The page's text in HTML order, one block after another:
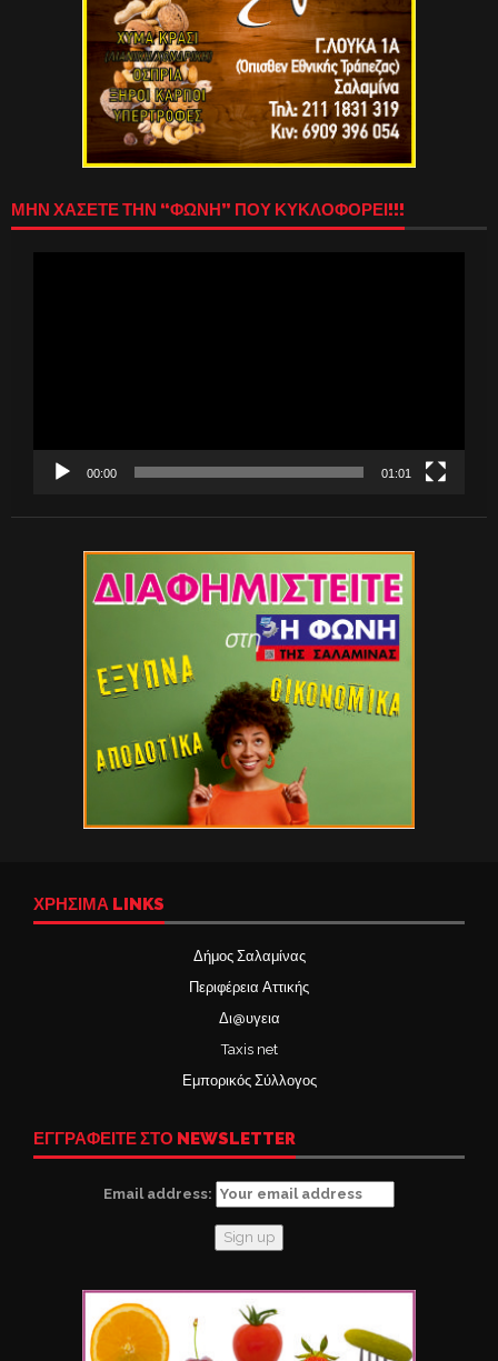
ΜΗΝ ΧΑΣΕΤΕ ΤΗΝ “ΦΩΝΗ” ΠΟΥ ΚΥΚΛΟΦΟΡΕΙ!!!
00:00 01:01
ΧΡΉΣΙΜΑ LINKS
Δήμος Σαλαμίνας
Περιφέρεια Αττικής
Δι@υγεια
Taxis net
Εμπορικός Σύλλογος
ΕΓΓΡΑΦΕΙΤΕ ΣΤΟ NEWSLETTER
Email address: